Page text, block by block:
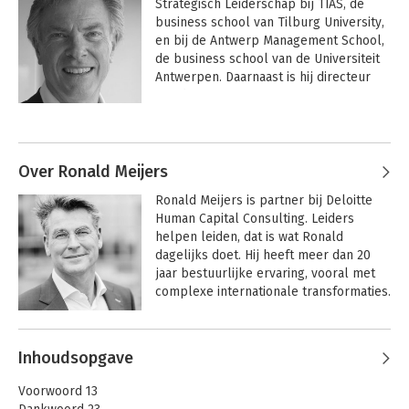
Strategisch Leiderschap bij TIAS, de
business school van Tilburg University,
en bij de Antwerp Management School,
de business school van de Universiteit
Antwerpen. Daarnaast is hij directeur
managementboeken en -artikelen,
Ronald Meijers) en 'Strategy: Process,
Content, Context' (met Bob de Wit).
Meyer werkt al 30 jaar aan
managementvraagstukken als
consultant voor nationale en
internationale bedrijven.
Strategisch
management van
publieke
Over Ronald Meijers
Ronald Meijers is partner bij Deloitte
Human Capital Consulting. Leiders
helpen leiden, dat is wat Ronald
dagelijks doet. Hij heeft meer dan 20
jaar bestuurlijke ervaring, vooral met
complexe internationale transformaties.
Andere boeken door Ronald Meijers
Inhoudsopgave
Voorwoord 13